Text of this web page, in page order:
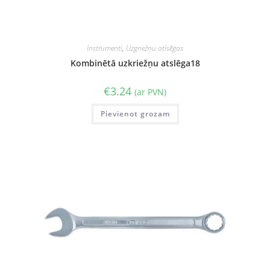
Instrumenti, Uzgriežņu atlsēgas
Kombinētā uzkriežņu atslēga18
€3.24 (ar PVN)
Pievienot grozam